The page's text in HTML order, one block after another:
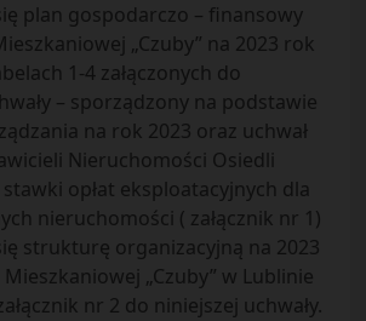
plan gospodarczo – finansowy
„Czuby” na 2023 rok
1-4 załączonych do
– sporządzony na podstawie
na rok 2023 oraz uchwał
Nieruchomości Osiedli
opłat eksploatacyjnych dla
nieruchomości ( załącznik nr 1)
strukturę organizacyjną na 2023
Mieszkaniowej „Czuby” w Lublinie
nr 2 do niniejszej uchwały.